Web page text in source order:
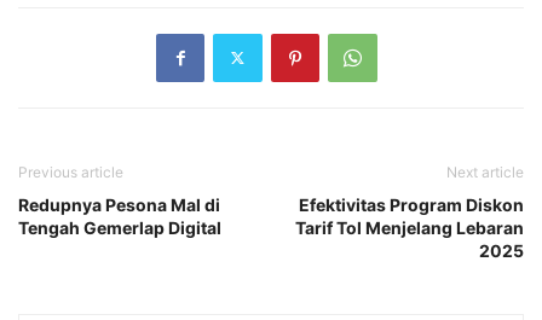
Previous article
Redupnya Pesona Mal di
Tengah Gemerlap Digital
Next article
Efektivitas Program Diskon
Tarif Tol Menjelang Lebaran
2025